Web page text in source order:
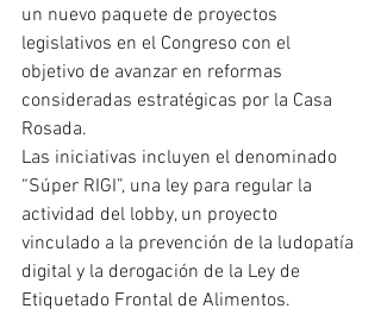
un nuevo paquete de proyectos
legislativos en el Congreso con el
objetivo de avanzar en reformas
consideradas estratégicas por la Casa
Rosada.
Las iniciativas incluyen el denominado
“Súper RIGI”, una ley para regular la
actividad del lobby, un proyecto
vinculado a la prevención de la ludopatía
digital y la derogación de la Ley de
Etiquetado Frontal de Alimentos.